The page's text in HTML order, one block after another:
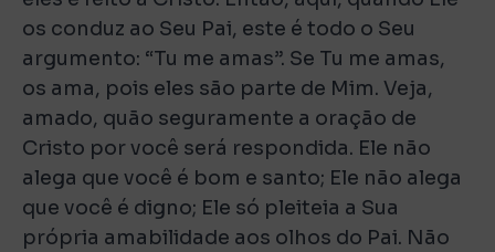
os conduz ao Seu Pai, este é todo o Seu
argumento: “Tu me amas”. Se Tu me amas,
os ama, pois eles são parte de Mim. Veja,
amado, quão seguramente a oração de
Cristo por você será respondida. Ele não
alega que você é bom e santo; Ele não alega
que você é digno; Ele só pleiteia a Sua
própria amabilidade aos olhos do Pai. Não